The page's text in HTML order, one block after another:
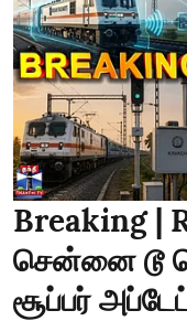
Breaking |
சென்னை டூ
சூப்பர்